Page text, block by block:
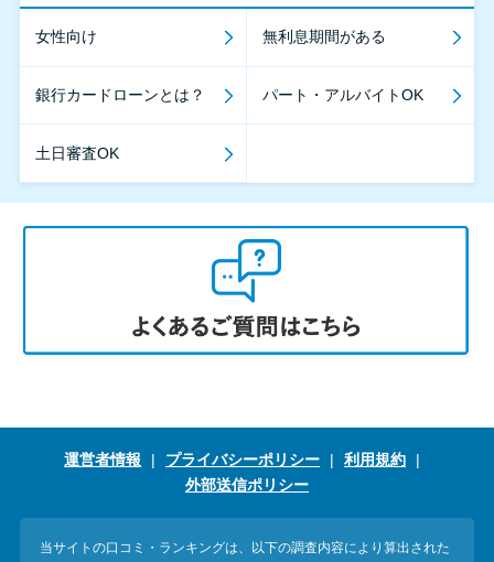
女性向け 無利息期間がある
銀行カードローンとは？ パート・アルバイトOK
土日審査OK
運営者情報 プライバシーポリシー
利用規約
外部送信ポリシー
当サイトの口コミ・ランキングは、以下の調査内容により算出された